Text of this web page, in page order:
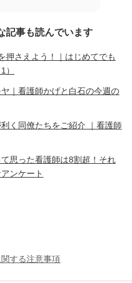
記事も読んでいます
押さえよう！｜はじめてでも
｜看護師かげと白石の今週の
く同僚たちをご紹介 ｜看護師
思った看護師は8割超！それ
ンケート
する注意事項